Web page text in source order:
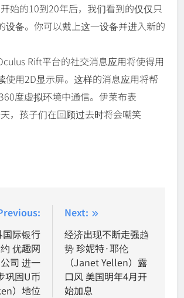
始的10到20年后，我们看到的仅仅只
设备。你可以戴上这一设备并进入新的
Rift平台的社交消息应用将使得用
使用2D显示屏。这样的消息应用将帮
度虚拟环境中通信。伊莱布表
，孩子们在回顾过去时将会嘲笑
际银行
优趣网
公司 进一
巩固U币
）地位
Next:
经济出现不断走强趋
势 珍妮特·耶伦
（Janet Yellen）露
口风 美国明年4月开
始加息